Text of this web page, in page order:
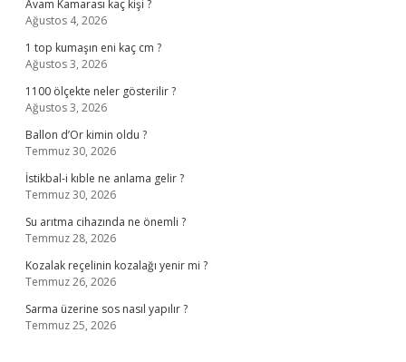
Avam Kamarası kaç kişi ?
Ağustos 4, 2026
1 top kumaşın eni kaç cm ?
Ağustos 3, 2026
1100 ölçekte neler gösterilir ?
Ağustos 3, 2026
Ballon d’Or kimin oldu ?
Temmuz 30, 2026
İstikbal-i kıble ne anlama gelir ?
Temmuz 30, 2026
Su arıtma cihazında ne önemli ?
Temmuz 28, 2026
Kozalak reçelinin kozalağı yenir mi ?
Temmuz 26, 2026
Sarma üzerine sos nasıl yapılır ?
Temmuz 25, 2026